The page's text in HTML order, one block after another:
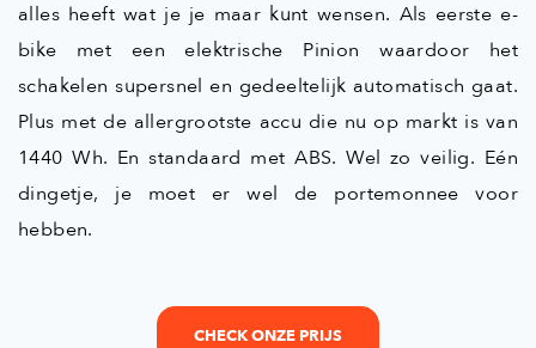
alles heeft wat je je maar kunt wensen. Als eerste e-
bike met een elektrische Pinion waardoor het
schakelen supersnel en gedeeltelijk automatisch gaat.
Plus met de allergrootste accu die nu op markt is van
1440 Wh. En standaard met ABS. Wel zo veilig. Eén
dingetje, je moet er wel de portemonnee voor
hebben.
CHECK ONZE PRIJS